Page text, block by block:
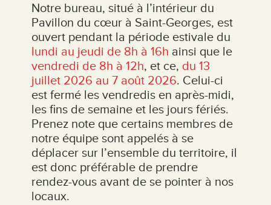
Notre bureau, situé à l’intérieur du
Pavillon du cœur à Saint-Georges, est
ouvert pendant la période estivale du
lundi au jeudi de 8h à 16h ainsi que le
vendredi de 8h à 12h, et ce, du 13
juillet 2026 au 7 août 2026. Celui-ci
est fermé les vendredis en après-midi,
les fins de semaine et les jours fériés.
Prenez note que certains membres de
notre équipe sont appelés à se
déplacer sur l’ensemble du territoire, il
est donc préférable de prendre
rendez-vous avant de se pointer à nos
locaux.